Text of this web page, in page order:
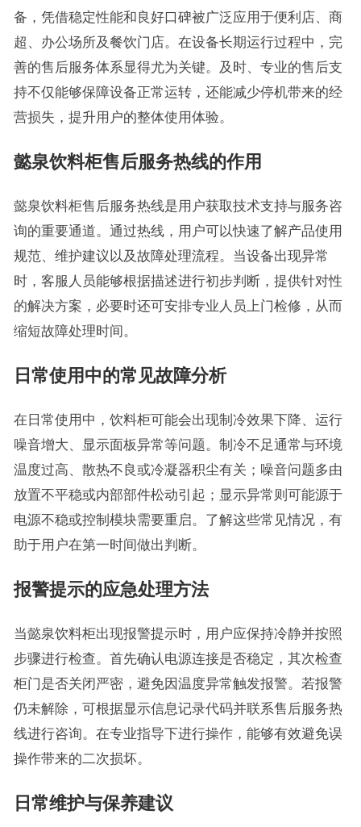
备，凭借稳定性能和良好口碑被广泛应用于便利店、商
超、办公场所及餐饮门店。在设备长期运行过程中，完
善的售后服务体系显得尤为关键。及时、专业的售后支
持不仅能够保障设备正常运转，还能减少停机带来的经
营损失，提升用户的整体使用体验。
懿泉饮料柜售后服务热线的作用
懿泉饮料柜售后服务热线是用户获取技术支持与服务咨
询的重要通道。通过热线，用户可以快速了解产品使用
规范、维护建议以及故障处理流程。当设备出现异常
时，客服人员能够根据描述进行初步判断，提供针对性
的解决方案，必要时还可安排专业人员上门检修，从而
缩短故障处理时间。
日常使用中的常见故障分析
在日常使用中，饮料柜可能会出现制冷效果下降、运行
噪音增大、显示面板异常等问题。制冷不足通常与环境
温度过高、散热不良或冷凝器积尘有关；噪音问题多由
放置不平稳或内部部件松动引起；显示异常则可能源于
电源不稳或控制模块需要重启。了解这些常见情况，有
助于用户在第一时间做出判断。
报警提示的应急处理方法
当懿泉饮料柜出现报警提示时，用户应保持冷静并按照
步骤进行检查。首先确认电源连接是否稳定，其次检查
柜门是否关闭严密，避免因温度异常触发报警。若报警
仍未解除，可根据显示信息记录代码并联系售后服务热
线进行咨询。在专业指导下进行操作，能够有效避免误
操作带来的二次损坏。
日常维护与保养建议